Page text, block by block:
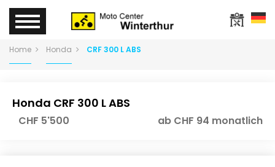
Home Honda CRF 300 L ABS
Honda CRF 300 L ABS
CHF 5'500 ab CHF 94 monatlich